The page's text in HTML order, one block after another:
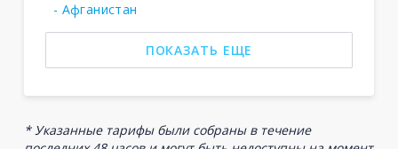
- Афганистан
ПОКАЗАТЬ ЕЩЕ
* Указанные тарифы были собраны в течение